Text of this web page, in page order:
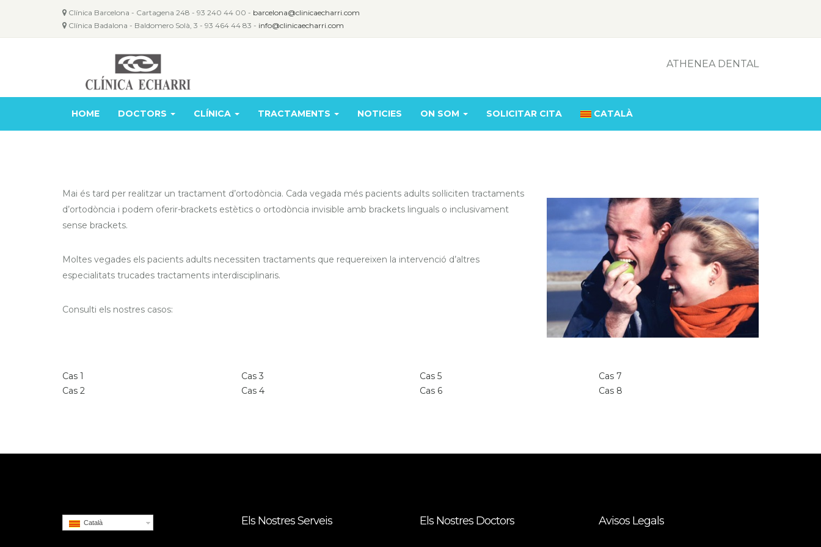
Clínica Barcelona - Cartagena 248 - 93 240 44 00 - barcelona@clinicaecharri.com
Clínica Badalona - Baldomero Solà, 3 - 93 464 44 83 - info@clinicaecharri.com
ATHENEA DENTAL
HOME DOCTORS CLÍNICA TRACTAMENTS NOTICIES ON SOM SOLICITAR CITA CATALÀ
Mai és tard per realitzar un tractament d’ortodòncia. Cada vegada més pacients adults sol·liciten tractaments
d’ortodòncia i podem oferir-brackets estètics o ortodòncia invisible amb brackets linguals o inclusivament
sense brackets.
Moltes vegades els pacients adults necessiten tractaments que requereixen la intervenció d’altres
especialitats trucades tractaments interdisciplinaris.
Consulti els nostres casos:
Cas 1
Cas 2
Cas 3
Cas 4
Cas 5
Cas 6
Cas 7
Cas 8
Català Els Nostres Serveis Els Nostres Doctors Avisos Legals